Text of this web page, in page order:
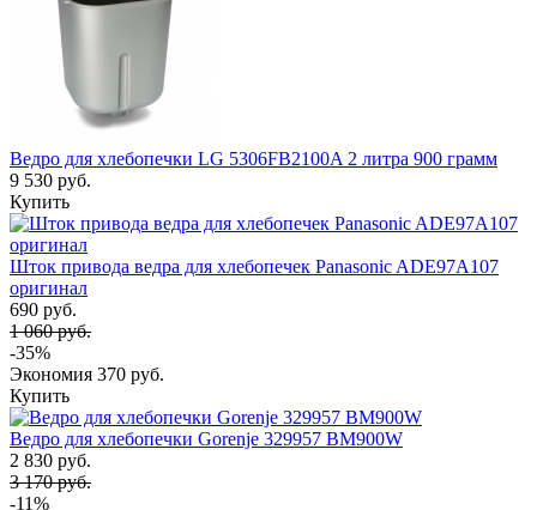
Ведро для хлебопечки LG 5306FB2100A 2 литра 900 грамм
9 530 руб.
Купить
Шток привода ведра для хлебопечек Panasonic ADE97A107
оригинал
690 руб.
1 060 руб.
-35%
Экономия 370 руб.
Купить
Ведро для хлебопечки Gorenje 329957 BM900W
2 830 руб.
3 170 руб.
-11%